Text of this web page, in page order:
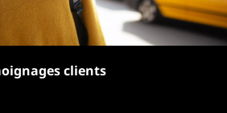
clients